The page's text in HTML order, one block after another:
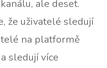
ale deset.
že uživatelé sledují
na platformě
sledují více